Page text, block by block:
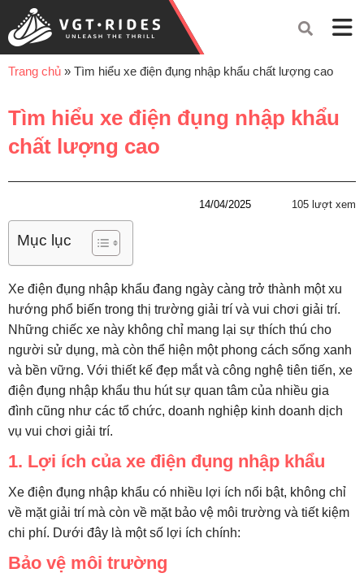
Trang chủ » Tìm hiểu xe điện đụng nhập khẩu chất lượng cao
Tìm hiểu xe điện đụng nhập khẩu
chất lượng cao
105 lượt xem
14/04/2025
Mục lục
Xe điện đụng nhập khẩu đang ngày càng trở thành một xu
hướng phổ biến trong thị trường giải trí và vui chơi giải trí.
Những chiếc xe này không chỉ mang lại sự thích thú cho
người sử dụng, mà còn thể hiện một phong cách sống xanh
và bền vững. Với thiết kế đẹp mắt và công nghệ tiên tiến, xe
điện đụng nhập khẩu thu hút sự quan tâm của nhiều gia
đình cũng như các tổ chức, doanh nghiệp kinh doanh dịch
vụ vui chơi giải trí.
1. Lợi ích của xe điện đụng nhập khẩu
Xe điện đụng nhập khẩu có nhiều lợi ích nổi bật, không chỉ
về mặt giải trí mà còn về mặt bảo vệ môi trường và tiết kiệm
chi phí. Dưới đây là một số lợi ích chính:
Bảo vệ môi trường